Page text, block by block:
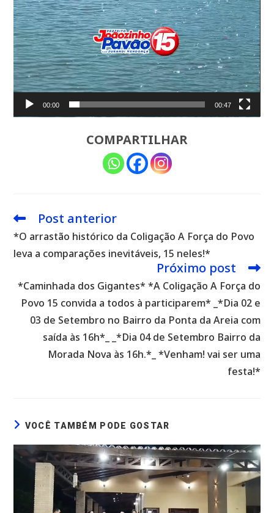
00:00 00:47
COMPARTILHAR
Leia
artigos
Post anterior
*O arrastão histórico da Coligação A Força do Povo
leva a comparações inevitáveis, 15 neles!*
Próximo post
*Caminhada dos Gigantes* *A Coligação A Força do
Povo 15 convida a todos à participarem* _*Dia 02 e
03 de Setembro no Bairro da Ponta da Areia com
saída às 16h*_ _*Dia 04 de Setembro Bairro da
Morada Nova às 16h.*_ *Venham! vai ser uma
festa!*
VOCÊ TAMBÉM PODE GOSTAR